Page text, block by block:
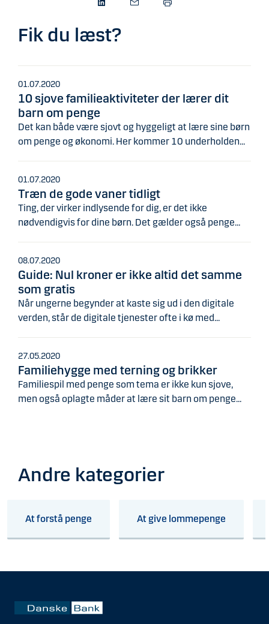
Fik du læst?
01.07.2020
10 sjove familieaktiviteter der lærer dit
barn om penge
Det kan både være sjovt og hyggeligt at lære sine børn
om penge og økonomi. Her kommer 10 underholden...
01.07.2020
Træn de gode vaner tidligt
Ting, der virker indlysende for dig, er det ikke
nødvendigvis for dine børn. Det gælder også penge...
08.07.2020
Guide: Nul kroner er ikke altid det samme
som gratis
Når ungerne begynder at kaste sig ud i den digitale
verden, står de digitale tjenester ofte i kø med...
27.05.2020
Familiehygge med terning og brikker
Familiespil med penge som tema er ikke kun sjove,
men også oplagte måder at lære sit barn om penge...
Andre kategorier
At forstå penge At give lommepenge